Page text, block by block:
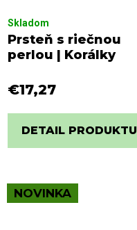
Prsteň s riečnou
perlou | Korálky
Skladom
€17,27
DETAIL PRODUKTU
NOVINKA